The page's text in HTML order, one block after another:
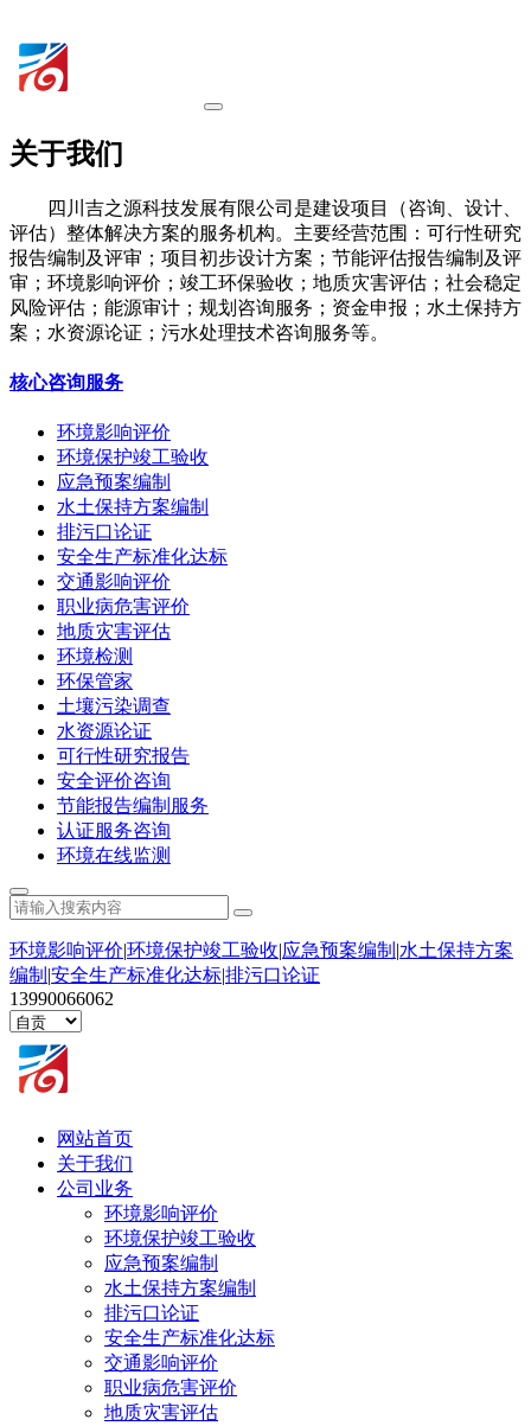
关于我们
四川吉之源科技发展有限公司是建设项目（咨询、设计、
评估）整体解决方案的服务机构。主要经营范围：可行性研究
报告编制及评审；项目初步设计方案；节能评估报告编制及评
审；环境影响评价；竣工环保验收；地质灾害评估；社会稳定
风险评估；能源审计；规划咨询服务；资金申报；水土保持方
案；水资源论证；污水处理技术咨询服务等。
核心咨询服务
环境影响评价
环境保护竣工验收
应急预案编制
水土保持方案编制
排污口论证
安全生产标准化达标
交通影响评价
职业病危害评价
地质灾害评估
环境检测
环保管家
土壤污染调查
水资源论证
可行性研究报告
安全评价咨询
节能报告编制服务
认证服务咨询
环境在线监测
环境影响评价|环境保护竣工验收|应急预案编制 |水土保持方案
编制 |安全生产标准化达标|排污口论证
13990066062
网站首页
关于我们
公司业务
环境影响评价
环境保护竣工验收
应急预案编制
水土保持方案编制
排污口论证
安全生产标准化达标
交通影响评价
职业病危害评价
地质灾害评估